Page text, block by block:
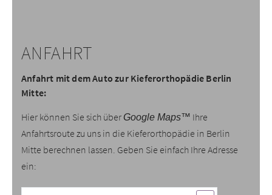
ANFAHRT
Anfahrt mit dem Auto zur Kieferorthopädie Berlin
Mitte:
Hier können Sie sich überGoogle Maps™ Ihre
Anfahrtsroute zu uns in die Kieferorthopädie in Berlin
Mitte berechnen lassen. Geben Sie einfach Ihre Adresse
ein: